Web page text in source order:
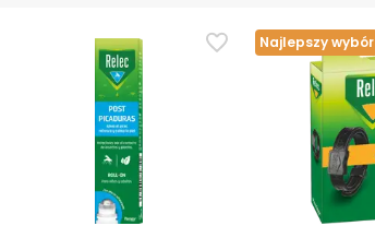
Najlepszy wybór